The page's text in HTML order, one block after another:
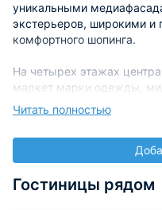
уникальными
экстерьеров, широкими и
комфортного шопинга.
На четырех этажах
маркет марки одежды,
российских дизайнеров.
спортивной одежды или
Из крупных магазинов в
продуктовый
хобби-гипермаркет.
Читать полностью
Гостиницы рядом